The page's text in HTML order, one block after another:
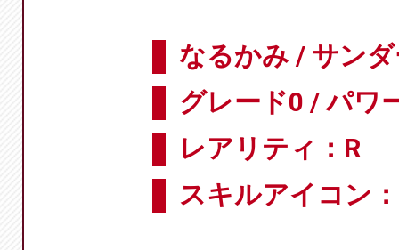
なるかみ / サン
グレード0 / パワ
レアリティ：R
スキルアイコン